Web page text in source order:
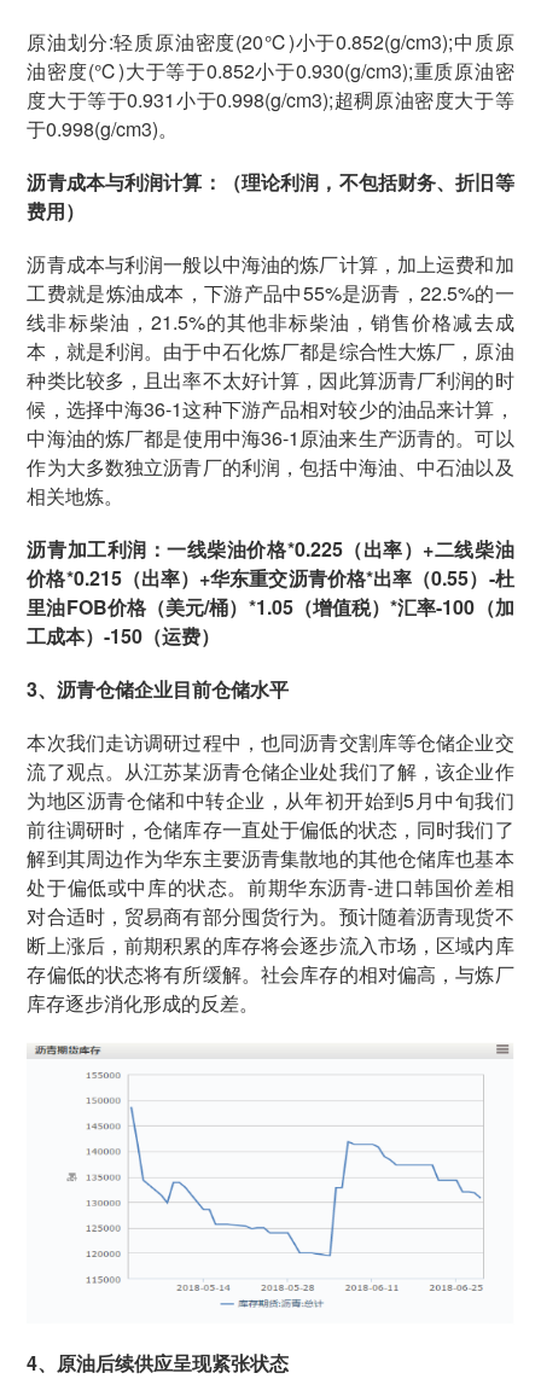
原油划分:轻质原油密度(20℃)小于0.852(g/cm3);中质原
油密度(℃)大于等于0.852小于0.930(g/cm3);重质原油密
度大于等于0.931小于0.998(g/cm3);超稠原油密度大于等
于0.998(g/cm3)。
沥青成本与利润计算：（理论利润，不包括财务、折旧等
费用）
沥青成本与利润一般以中海油的炼厂计算，加上运费和加
工费就是炼油成本，下游产品中55%是沥青，22.5%的一
线非标柴油，21.5%的其他非标柴油，销售价格减去成
本，就是利润。由于中石化炼厂都是综合性大炼厂，原油
种类比较多，且出率不太好计算，因此算沥青厂利润的时
候，选择中海36-1这种下游产品相对较少的油品来计算，
中海油的炼厂都是使用中海36-1原油来生产沥青的。可以
作为大多数独立沥青厂的利润，包括中海油、中石油以及
相关地炼。
沥青加工利润：一线柴油价格*0.225（出率）+二线柴油
价格*0.215（出率）+华东重交沥青价格*出率（0.55）-杜
里油FOB价格（美元/桶）*1.05（增值税）*汇率-100（加
工成本）-150（运费）
3、沥青仓储企业目前仓储水平
本次我们走访调研过程中，也同沥青交割库等仓储企业交
流了观点。从江苏某沥青仓储企业处我们了解，该企业作
为地区沥青仓储和中转企业，从年初开始到5月中旬我们
前往调研时，仓储库存一直处于偏低的状态，同时我们了
解到其周边作为华东主要沥青集散地的其他仓储库也基本
处于偏低或中库的状态。前期华东沥青-进口韩国价差相
对合适时，贸易商有部分囤货行为。预计随着沥青现货不
断上涨后，前期积累的库存将会逐步流入市场，区域内库
存偏低的状态将有所缓解。社会库存的相对偏高，与炼厂
库存逐步消化形成的反差。
4、原油后续供应呈现紧张状态